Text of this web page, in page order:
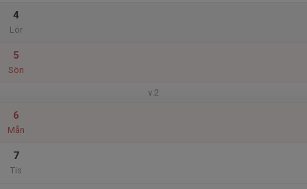
4
Lör
5
Sön
v.2
6
Mån
7
Tis